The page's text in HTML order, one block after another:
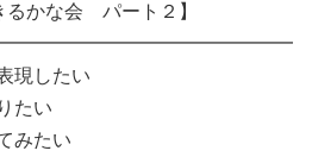
るかな会 パート２】
現したい
たい
みたい